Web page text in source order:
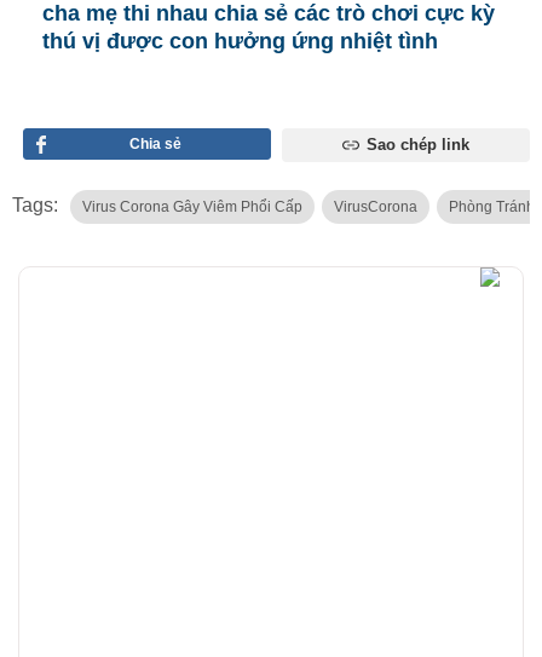
cha mẹ thi nhau chia sẻ các trò chơi cực kỳ
thú vị được con hưởng ứng nhiệt tình
Chia sẻ Sao chép link
Tags: Virus Corona Gây Viêm Phổi Cấp VirusCorona Phòng Tránh